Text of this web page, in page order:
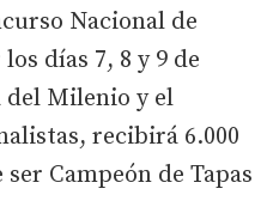
Nacional de
días 7, 8 y 9 de
del Milenio y el
recibirá 6.000
Campeón de Tapas